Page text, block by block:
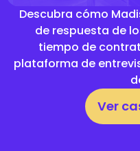
Descubra cómo
de respuesta de
tiempo de
plataforma de
Ver